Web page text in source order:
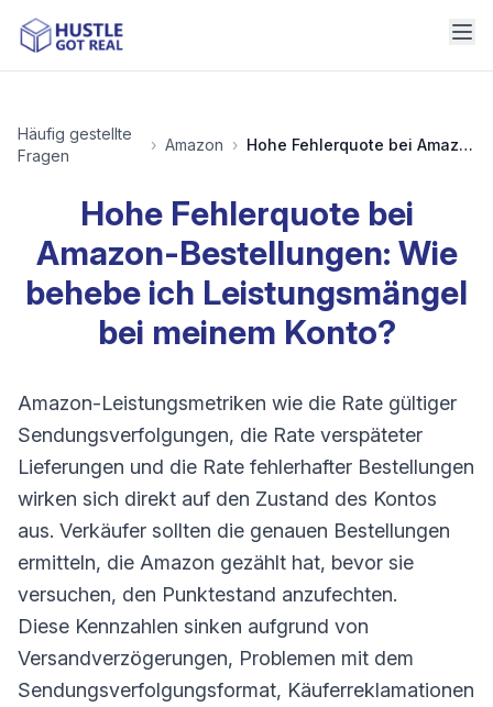
Häufig gestellte
Fragen
› Amazon › Hohe Fehlerquote bei Amazon-Bestellungen: Wie behebe ich Leistungsmängel bei meinem Konto?
Hohe Fehlerquote bei
Amazon-Bestellungen: Wie
behebe ich Leistungsmängel
bei meinem Konto?
Amazon-Leistungsmetriken wie die Rate gültiger
Sendungsverfolgungen, die Rate verspäteter
Lieferungen und die Rate fehlerhafter Bestellungen
wirken sich direkt auf den Zustand des Kontos
aus. Verkäufer sollten die genauen Bestellungen
ermitteln, die Amazon gezählt hat, bevor sie
versuchen, den Punktestand anzufechten.
Diese Kennzahlen sinken aufgrund von
Versandverzögerungen, Problemen mit dem
Sendungsverfolgungsformat, Käuferreklamationen